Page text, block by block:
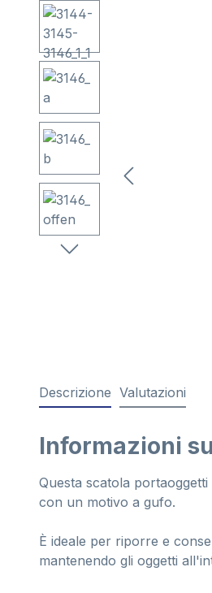
Salta la galleria di immagini
Descrizione Valutazioni
Informazioni
Questa scatola
con un motivo a gufo.
È ideale per riporre e
mantenendo gli oggetti